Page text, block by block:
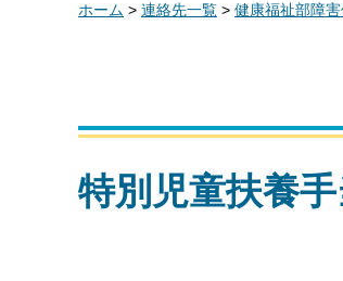
ホーム > 連絡先一覧 > 健康福祉部障
特別児童扶養